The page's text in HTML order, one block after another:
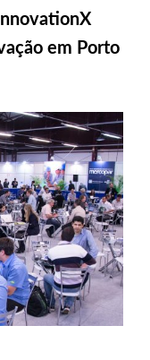
em Porto